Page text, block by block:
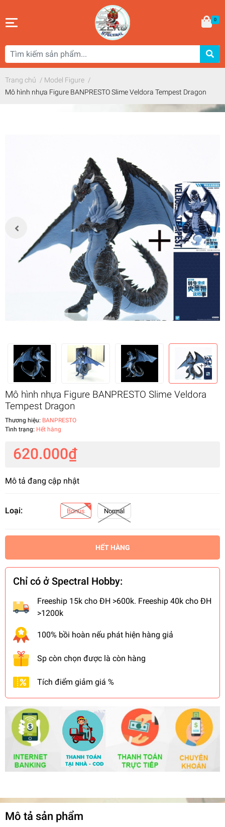
0
Trang chủ / Model Figure /
Mô hình nhựa Figure BANPRESTO Slime Veldora Tempest Dragon
Mô hình nhựa Figure BANPRESTO Slime Veldora
Tempest Dragon
Thương hiệu: BANPRESTO
Tình trạng: Hết hàng
620.000₫
Mô tả đang cập nhật
Loại: Bonus Normal
HẾT HÀNG
Chỉ có ở Spectral Hobby:
Freeship 15k cho ĐH >600k. Freeship 40k cho ĐH
>1200k
100% bồi hoàn nếu phát hiện hàng giả
Sp còn chọn được là còn hàng
Tích điểm giảm giá %
Mô tả sản phẩm